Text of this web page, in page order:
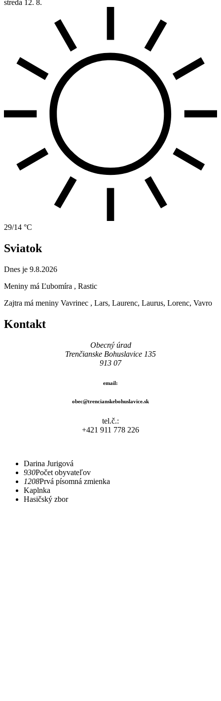
streda 12. 8.
29/14 °C
Sviatok
Dnes je 9.8.2026
Meniny má Ľubomíra , Rastic
Zajtra má meniny Vavrinec , Lars, Laurenc, Laurus, Lorenc, Vavro
Kontakt
Obecný úrad
Trenčianske Bohuslavice 135
913 07
email:
obec@trencianskebohuslavice.sk
tel.č.:
+421 911 778 226
Darina Jurigová
930Počet obyvateľov
1208Prvá písomná zmienka
Kaplnka
Hasičský zbor